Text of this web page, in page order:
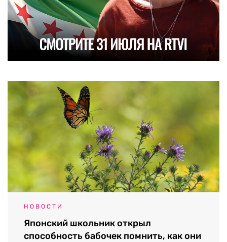
НОВОСТИ
Японский школьник открыл
способность бабочек помнить, как они